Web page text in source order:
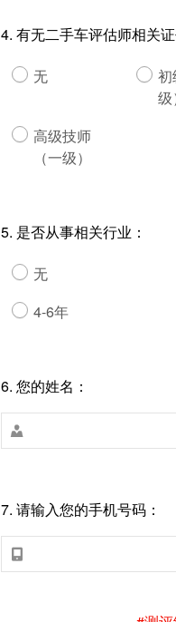
4. 有无二手车评估师相关证
无
初
级
高级技师
（一级）
5. 是否从事相关行业：
无
4-6年
6. 您的姓名：

7. 请输入您的手机号码：
